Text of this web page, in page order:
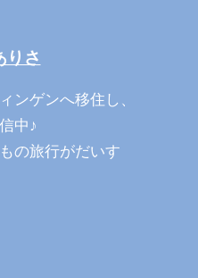
りさ
ンゲンへ移住し、
中♪
の旅行がだいす